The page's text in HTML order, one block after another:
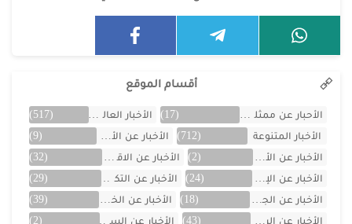
أقسام الموقع
الأحبار عن ممثلين الخليج (17) الأخبار العالمية
(517)
الأخبار المتنوعة
(712) الأخبار عن الأردن
(9)
الأخبار عن الأفلام
(2) الأخبار عن الاقتصاد
(32)
الأخبار عن الإمارات
(24) الأخبار عن التكنولوجيا
(29)
الأخبار عن الجزائر
(18) الأخبار عن الخليج
(39)
الأخبار عن الرياضة
(43) الأخبار عن السعودية
(2)